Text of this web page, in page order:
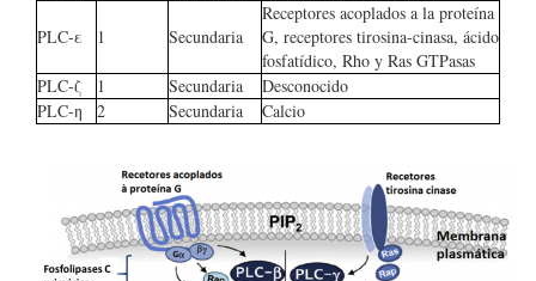
PLC-ε 1 Secundaria
Receptores acoplados a la proteína
G, receptores tirosina-cinasa, ácido
fosfatídico, Rho y Ras GTPasas
PLC-ζ
1 Secundaria
Desconocido
PLC-η
2 Secundaria Calcio